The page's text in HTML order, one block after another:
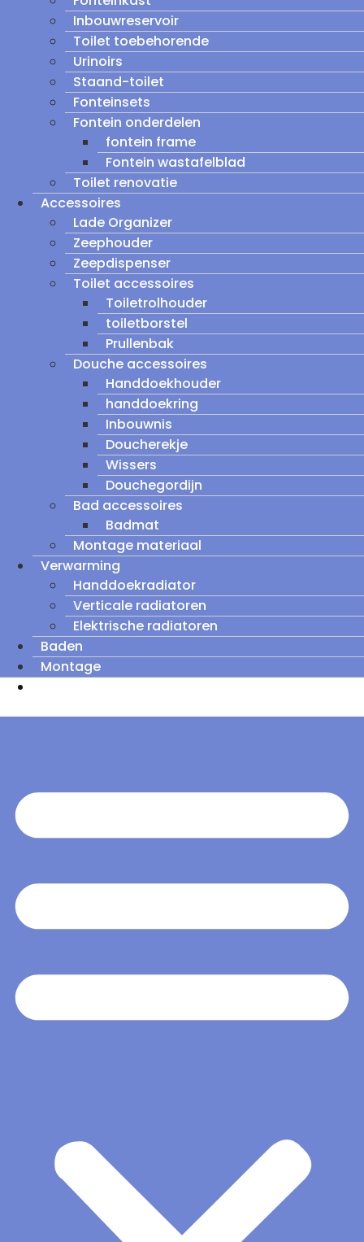
Inbouwreservoir
Toilet toebehorende
Urinoirs
Staand-toilet
Fonteinsets
Fontein onderdelen
fontein frame
Fontein wastafelblad
Toilet renovatie
Accessoires
Lade Organizer
Zeephouder
Zeepdispenser
Toilet accessoires
Toiletrolhouder
toiletborstel
Prullenbak
Douche accessoires
Handdoekhouder
handdoekring
Inbouwnis
Doucherekje
Wissers
Douchegordijn
Bad accessoires
Badmat
Montage materiaal
Verwarming
Handdoekradiator
Verticale radiatoren
Elektrische radiatoren
Baden
Montage